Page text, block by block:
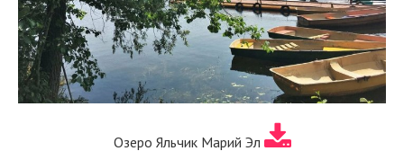
Озеро Яльчик Марий Эл